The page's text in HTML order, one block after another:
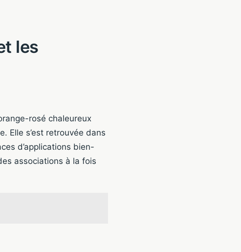
les
rosé chaleureux
Elle s’est retrouvée dans
d’applications bien-
associations à la fois